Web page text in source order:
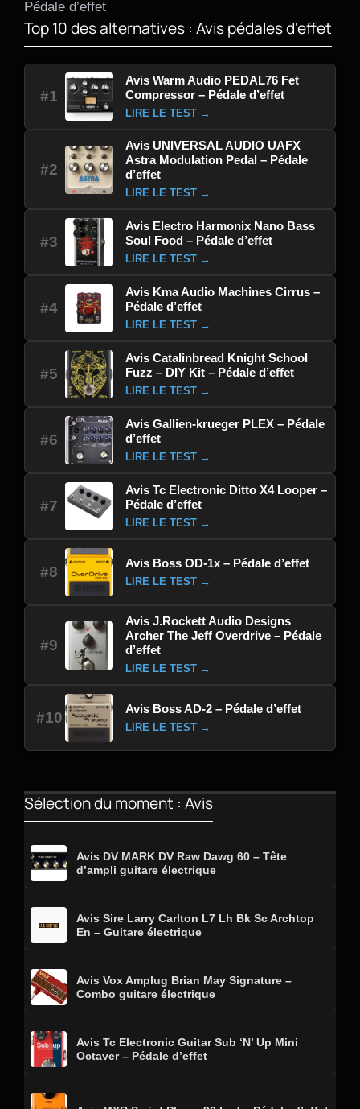
Pédale d’effet
Top 10 des alternatives : Avis pédales d'effet
#1
Avis Warm Audio PEDAL76 Fet
Compressor – Pédale d’effet
LIRE LE TEST →
#2
Avis UNIVERSAL AUDIO UAFX
Astra Modulation Pedal – Pédale
d’effet
LIRE LE TEST →
#3
Avis Electro Harmonix Nano Bass
Soul Food – Pédale d’effet
LIRE LE TEST →
#4
Avis Kma Audio Machines Cirrus –
Pédale d’effet
LIRE LE TEST →
#5
Avis Catalinbread Knight School
Fuzz – DIY Kit – Pédale d’effet
LIRE LE TEST →
#6
Avis Gallien-krueger PLEX – Pédale
d’effet
LIRE LE TEST →
#7
Avis Tc Electronic Ditto X4 Looper –
Pédale d’effet
LIRE LE TEST →
#8
Avis Boss OD-1x – Pédale d’effet
LIRE LE TEST →
#9
Avis J.Rockett Audio Designs
Archer The Jeff Overdrive – Pédale
d’effet
LIRE LE TEST →
#10
Avis Boss AD-2 – Pédale d’effet
LIRE LE TEST →
Sélection du moment : Avis
Avis DV MARK DV Raw Dawg 60 – Tête
d’ampli guitare électrique
Avis Sire Larry Carlton L7 Lh Bk Sc Archtop
En – Guitare électrique
Avis Vox Amplug Brian May Signature –
Combo guitare électrique
Avis Tc Electronic Guitar Sub ‘N’ Up Mini
Octaver – Pédale d’effet